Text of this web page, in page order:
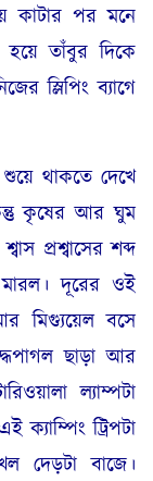
কাটার পর মনে
তাঁবুর দিকে
স্লিপিং ব্যাগে
থাকতে দেখে
কৃষের আর ঘুম
প্রশ্বাসের শব্দ
দূরের ওই
মিগ্যুয়েল বসে
ছাড়া আর
ল্যাম্পটা
ট্রিপটা
দেড়টা বাজে।